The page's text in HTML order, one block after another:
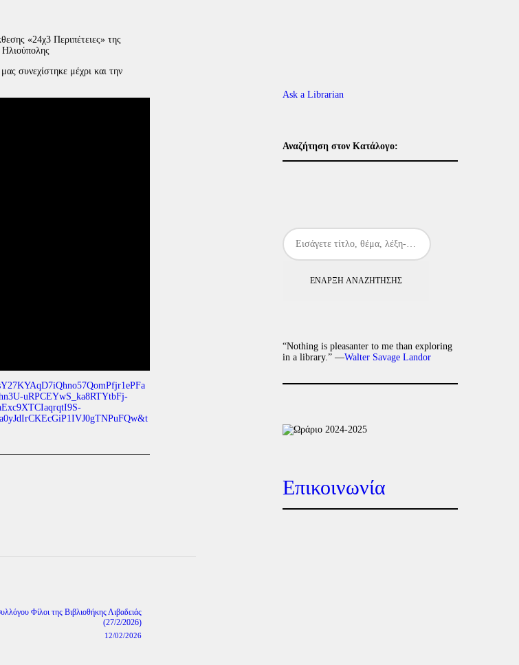
«24χ3 Περιπέτειες» της
συνεχίστηκε μέχρι και την
uRPCEYwS_ka8RTYtbFj-
Φίλοι της Βιβλιοθήκης Λιβαδειάς
(27/2/2026)
12/02/2026
Ask a Librarian
Αναζήτηση στον Κατάλογο:
ΈΝΑΡΞΗ ΑΝΑΖΉΤΗΣΗΣ
“Nothing is pleasanter to me than exploring
in a library.” —Walter Savage Landor
Επικοινωνία